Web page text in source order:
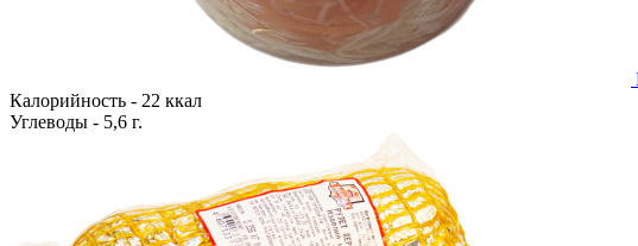
Калорийность - 22 ккал
Углеводы - 5,6 г.